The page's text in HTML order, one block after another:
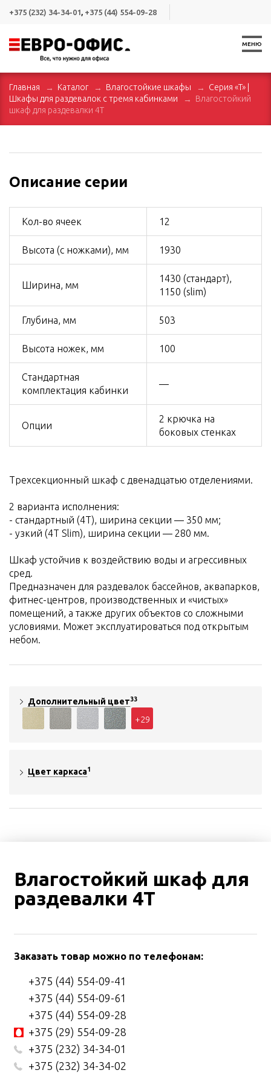
+375 (232) 34-34-01, +375 (44) 554-09-28
МЕНЮ
Главная Каталог Влагостойкие шкафы
Серия «T» |
Шкафы для раздевалок с тремя кабинками
Влагостойкий
шкаф для раздевалки 4T
Описание серии
Кол-во ячеек 12
Высота (с ножками), мм 1930
Ширина, мм
1430 (стандарт),
1150 (slim)
Глубина, мм 503
Высота ножек, мм 100
Стандартная
комплектация кабинки
—
Опции
2 крючка на
боковых стенках
Трехсекционный шкаф с двенадцатью отделениями.
2 варианта исполнения:
- стандартный (4T), ширина секции — 350 мм;
- узкий (4T Slim), ширина секции — 280 мм.
Шкаф устойчив к воздействию воды и агрессивных
сред.
Предназначен для раздевалок бассейнов, аквапарков,
фитнес-центров, производственных и «чистых»
помещений, а также других объектов со сложными
условиями. Может эксплуатироваться под открытым
небом.
Дополнительный цвет33
+29
Цвет каркаса1
Влагостойкий шкаф для
раздевалки 4T
Заказать товар можно по телефонам:
+375 (44) 554-09-41
+375 (44) 554-09-61
+375 (44) 554-09-28
+375 (29) 554-09-28
+375 (232) 34-34-01
+375 (232) 34-34-02